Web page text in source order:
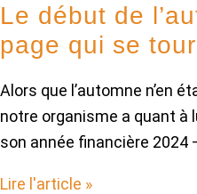
Le début de
page qui se
Alors que l’automne n’en
notre organisme a quant à
son année financière 2024
Lire l'article »